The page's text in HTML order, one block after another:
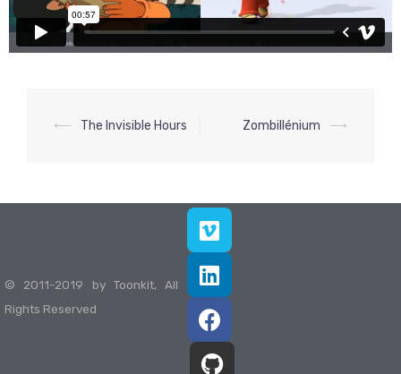
⟵ The Invisible Hours Zombillénium ⟶
© 2011-2019 by Toonkit, All
Rights Reserved